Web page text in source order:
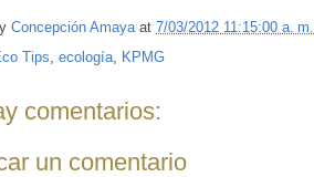
Concepción Amaya at 7/03/2012 11:15:00 a. m.
Tips, ecología, KPMG
comentarios:
un comentario